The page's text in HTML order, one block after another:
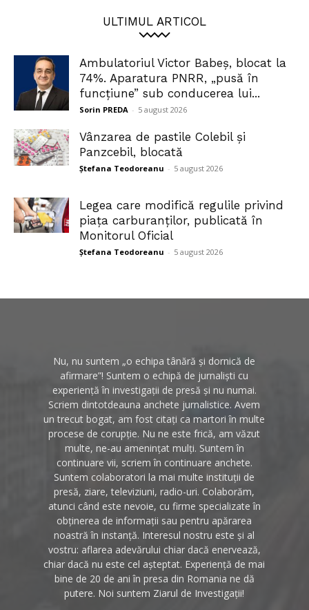
ULTIMUL ARTICOL
Ambulatoriul Victor Babeș, blocat la
74%. Aparatura PNRR, „pusă în
funcțiune” sub conducerea lui...
Sorin PREDA - 5 august 2026
Vânzarea de pastile Colebil și
Panzcebil, blocată
Ștefana Teodoreanu - 5 august 2026
Legea care modifică regulile privind
piața carburanților, publicată în
Monitorul Oficial
Ștefana Teodoreanu - 5 august 2026
Nu, nu suntem „o echipa tânără și dornică de
afirmare”! Suntem o echipă de jurnaliști cu
experiență în investigații de presă și nu numai.
Scriem dintotdeauna anchete jurnalistice. Avem
un trecut bogat, am fost citați ca martori în multe
procese de corupție. Nu ne este frică, am văzut
multe, ne-au amenințat mulți. Suntem în
continuare vii, scriem în continuare anchete.
Suntem colaboratori la mai multe instituții de
presă, ziare, televiziuni, radio-uri. Colaborăm,
atunci când este nevoie, cu firme specializate în
obținerea de informații sau pentru apărarea
noastră în instanță. Interesul nostru este și al
vostru: aflarea adevărului chiar dacă enervează,
chiar dacă nu este cel așteptat. Experiență de mai
bine de 20 de ani în presa din Romania ne dă
putere. Noi suntem Ziarul de Investigații!